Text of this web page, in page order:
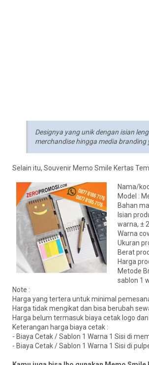
Designya yang unik dengan isian
merchandise hingga media branding
Selain itu, Souvenir Memo Smile Kertas
Nama/
Model :
Bahan
Isian
warna, ±
Warna
Ukuran
Berat
Harga
Metode
sablon 1
Note :
Harga yang tertera untuk minimal
Harga tidak mengikat dan bisa berubah
Harga belum termasuk biaya cetak logo
Keterangan harga biaya cetak :
- Biaya Cetak / Sablon 1 Warna 1 Sisi di
- Biaya Cetak / Sablon 1 Warna 1 Sisi di